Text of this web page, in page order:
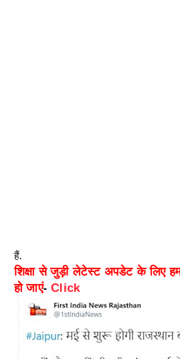
हैं.
शिक्षा से जुड़ी लेटेस्ट अपडेट के लिए
हो जाएं-Click